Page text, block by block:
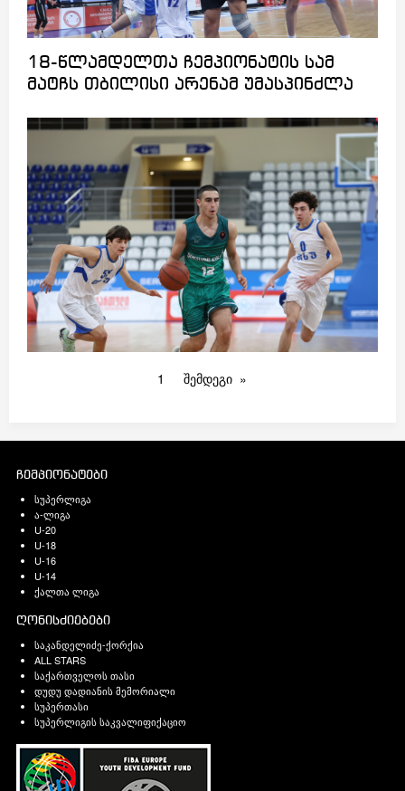
18-წლამდელთა ჩემპიონატის სამ
მატჩს თბილისი არენამ უმასპინძლა
1 შემდეგი
ჩემპიონატები
სუპერლიგა
ა-ლიგა
U-20
U-18
U-16
U-14
ქალთა ლიგა
ღონისძიებები
საკანდელიძე-ქორქია
ALL STARS
საქართველოს თასი
დუდუ დადიანის მემორიალი
სუპერთასი
სუპერლიგის საკვალიფიქაციო